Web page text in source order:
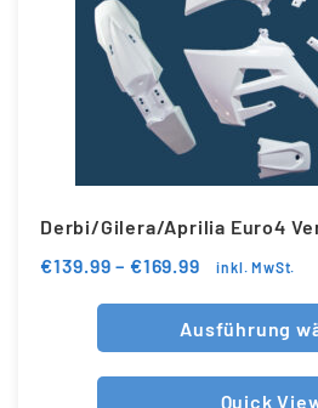
Derbi/Gilera/Aprilia Euro4
€139.99 – €169.99 inkl. MwSt.
Ausführung
Quick